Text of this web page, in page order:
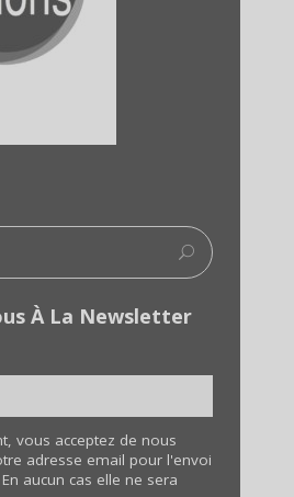
À La Newsletter
vous acceptez de nous
adresse email pour l'envoi
aucun cas elle ne sera